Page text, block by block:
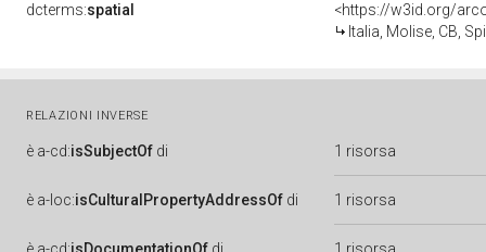
dcterms:spatial
<https://w3id.org/
Italia, Molise, CB,
RELAZIONI INVERSE
è a-cd:isSubjectOf di 1 risorsa
è a-loc:isCulturalPropertyAddressOf di 1 risorsa